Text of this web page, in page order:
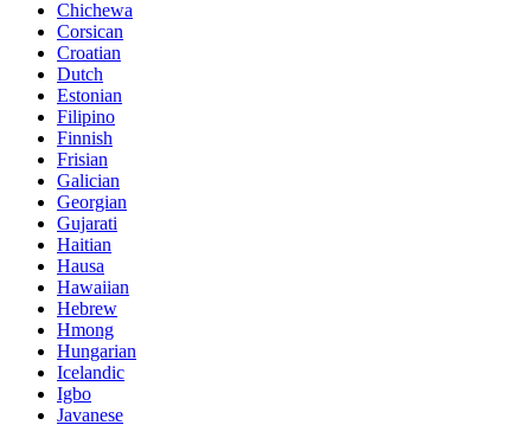
Chichewa
Corsican
Croatian
Dutch
Estonian
Filipino
Finnish
Frisian
Galician
Georgian
Gujarati
Haitian
Hausa
Hawaiian
Hebrew
Hmong
Hungarian
Icelandic
Igbo
Javanese